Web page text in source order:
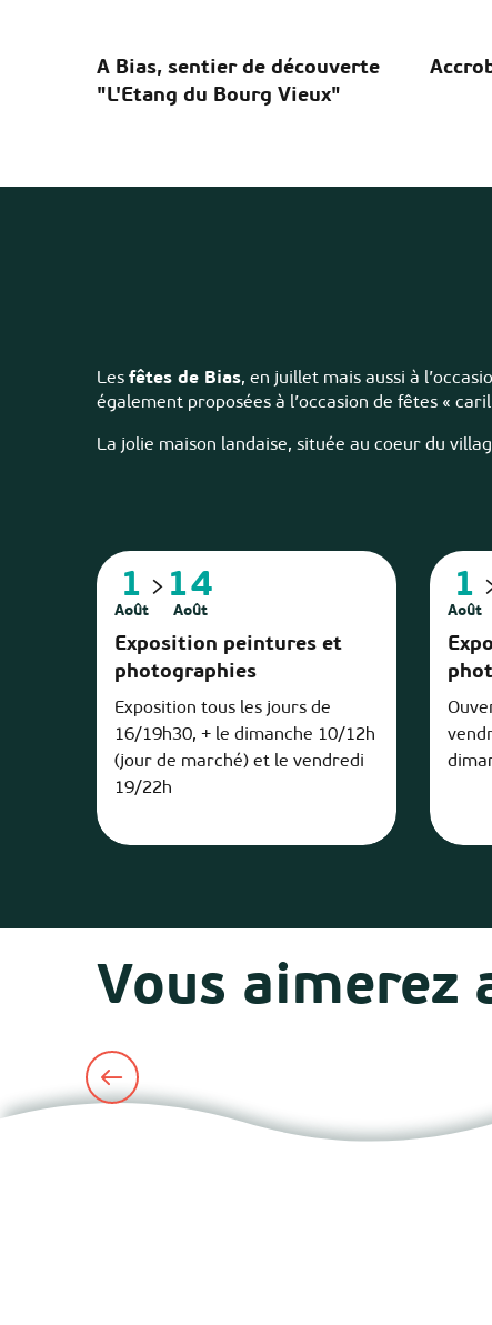
A Bias, sentier de découverte
"L'Etang du Bourg Vieux"
Les fêtes de Bias, en juillet mais aussi à
également proposées à l’occasion de fêtes «
La jolie maison landaise, située au coeur du
1
Août
14
Août
Exposition peintures et
photographies
Exposition tous les jours de
16/19h30, + le dimanche 10/12h
(jour de marché) et le vendredi
19/22h
1
Août
Vous aimerez